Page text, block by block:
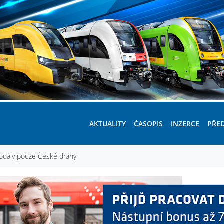
AKTUALITY ČASOPIS INZERCE
pouze České dráhy